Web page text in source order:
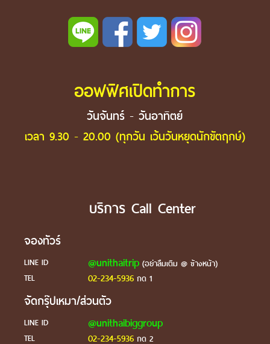
ออฟฟิศเปิดทำการ
วันจันทร์ - วันอาทิตย์
เวลา 9.30 - 20.00 (ทุกวัน เว้นวันหยุดนักขัตฤกษ์)
บริการ Call Center
จองทัวร์
LINE ID @unithaitrip(อย่าลืมเติม @ ข้างหน้า)
TEL
02-234-5936กด 1
จัดกรุ๊ปเหมา/ส่วนตัว
LINE ID @unithaibiggroup
TEL 02-234-5936กด 2